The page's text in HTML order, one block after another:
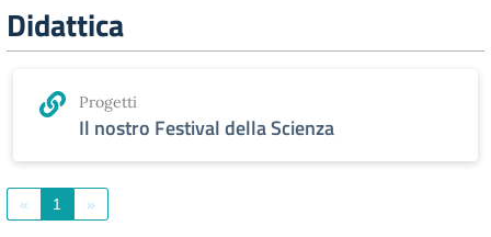
Didattica
Progetti
Il nostro Festival della Scienza
« 1 »